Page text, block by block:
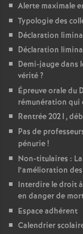
Alerte maximale
Typologie des
Déclaration
Déclaration
Demi-jauge dans
vérité?
Épreuve orale du
rémunération qui
Rentrée 2021,
Pas de
pénurie!
Non-titulaires :
l’amélioration
Interdire le droit
en danger de
Espace adhérent
Calendrier